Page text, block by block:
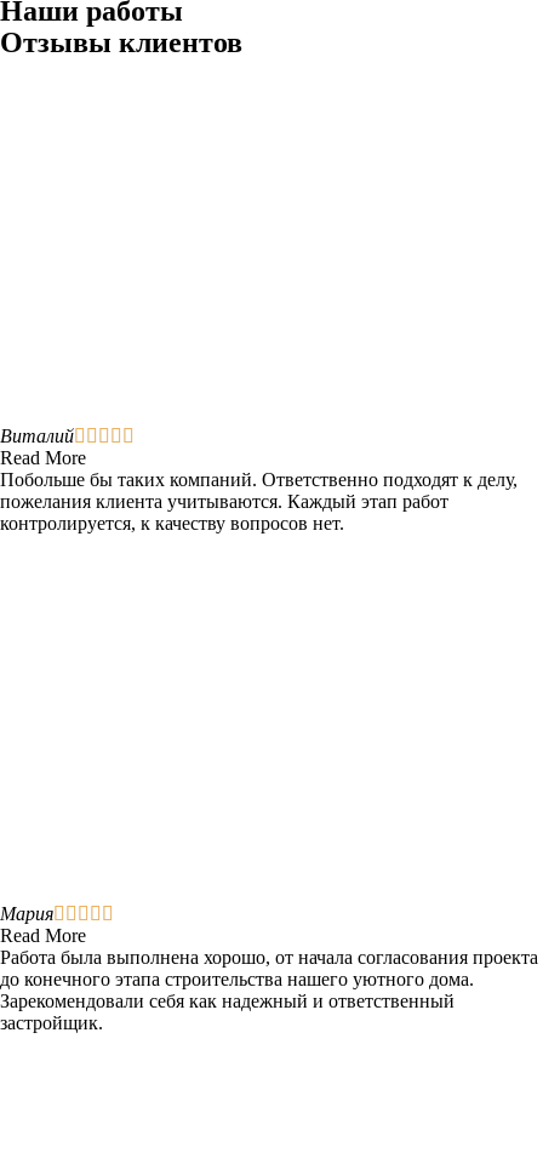
Наши работы
Отзывы клиентов
Виталий    
Read More
Побольше бы таких компаний. Ответственно подходят к делу,
пожелания клиента учитываются. Каждый этап работ
контролируется, к качеству вопросов нет.
Мария    
Read More
Работа была выполнена хорошо, от начала согласования проекта
до конечного этапа строительства нашего уютного дома.
Зарекомендовали себя как надежный и ответственный
застройщик.